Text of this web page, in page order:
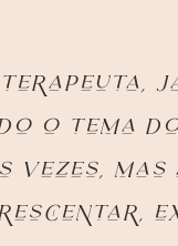
terapeuta,
o tema
vezes, mas